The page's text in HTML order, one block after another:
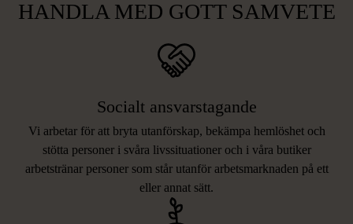
HANDLA MED GOTT SAMVETE
Socialt ansvarstagande
Vi arbetar för att bryta utanförskap, bekämpa hemlöshet och
stötta personer i svåra livssituationer och i våra butiker
arbetstränar personer som står utanför arbetsmarknaden på ett
eller annat sätt.